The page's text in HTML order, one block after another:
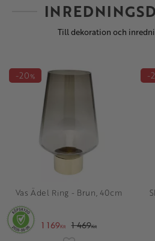
Till dekoration och
Vas Ädel Ring - Brun, 40cm
1 169KR 1 469KR
20%